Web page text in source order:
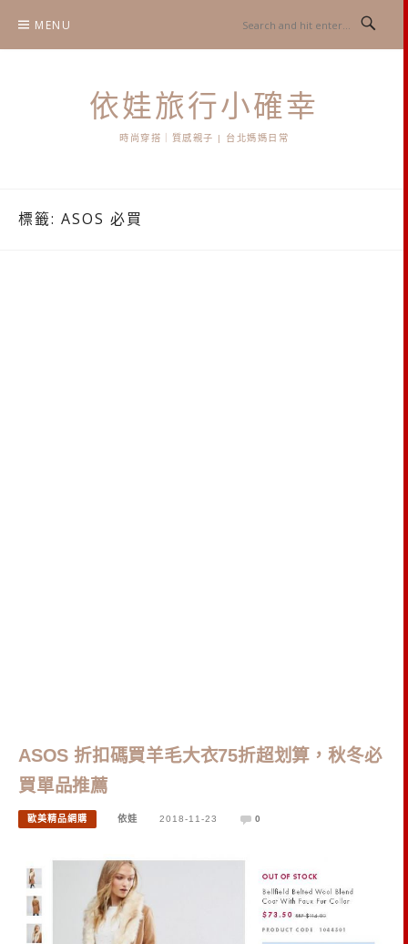
content
MENU
依娃旅行小確幸
時尚穿搭｜質感親子 | 台北媽媽日常
標籤: ASOS 必買
ASOS 折扣碼買羊毛大衣75折超划算，秋冬必
買單品推薦
歐美精品網購 依娃 2018-11-23 0